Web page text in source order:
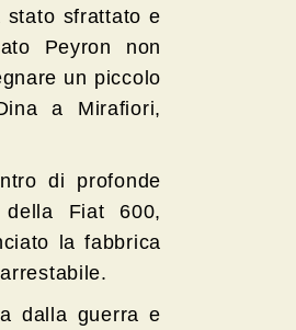
sfrattato e
Peyron non
un piccolo
a Mirafiori,
di profonde
della Fiat 600,
la fabbrica
dalla guerra e